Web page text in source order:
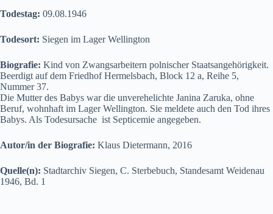
Todestag: 09.08.1946
Todesort: Siegen im Lager Wellington
Biografie: Kind von Zwangsarbeitern polnischer Staatsangehörigkeit.
Beerdigt auf dem Friedhof Hermelsbach, Block 12 a, Reihe 5,
Nummer 37.
Die Mutter des Babys war die unverehelichte Janina Zaruka, ohne
Beruf, wohnhaft im Lager Wellington. Sie meldete auch den Tod ihres
Babys. Als Todesursache ist Septicemie angegeben.
Autor/in der Biografie: Klaus Dietermann, 2016
Quelle(n): Stadtarchiv Siegen, C. Sterbebuch, Standesamt Weidenau
1946, Bd. 1